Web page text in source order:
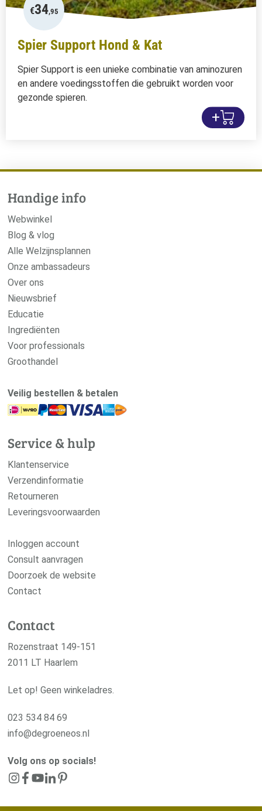
€34,95
Spier Support Hond & Kat
Spier Support is een unieke combinatie van aminozuren
en andere voedingsstoffen die gebruikt worden voor
gezonde spieren.
+
Handige info
Webwinkel
Blog & vlog
Alle Welzijnsplannen
Onze ambassadeurs
Over ons
Nieuwsbrief
Educatie
Ingrediënten
Voor professionals
Groothandel
Veilig bestellen & betalen
Service & hulp
Klantenservice
Verzendinformatie
Retourneren
Leveringsvoorwaarden
Inloggen account
Consult aanvragen
Doorzoek de website
Contact
Contact
Rozenstraat 149-151
2011 LT Haarlem
Let op! Geen winkeladres.
023 534 84 69
info@degroeneos.nl
Volg ons op socials!